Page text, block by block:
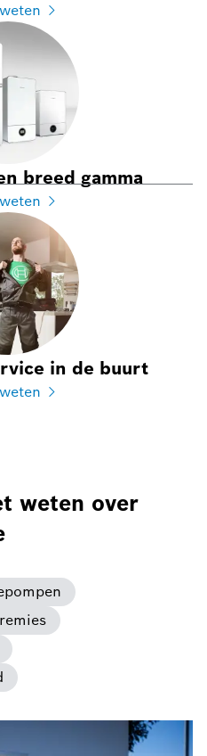
breed gamma
in de buurt
weten over